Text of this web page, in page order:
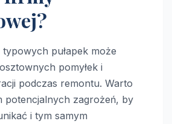
pułapek może
pomyłek i
podczas remontu. Warto
potencjalnych zagrożeń, by
i tym samym